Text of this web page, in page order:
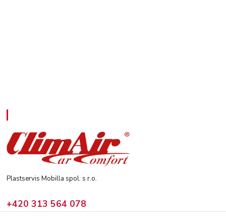
Plastservis Mobilla spol. s r.o.
+420 313 564 078
(Po - Pá: 6 - 14:30 hod)